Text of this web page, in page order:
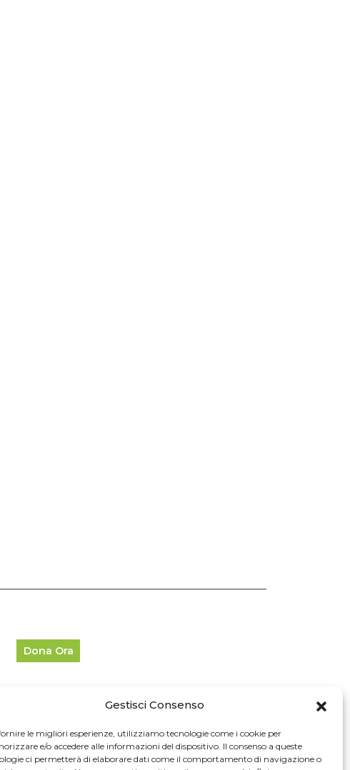
Gestisci Consenso
le migliori esperienze, utilizziamo tecnologie come i cookie per
e/o accedere alle informazioni del dispositivo. Il consenso a queste
ci permetterà di elaborare dati come il comportamento di navigazione o
Dona Ora
© 2024 Cascina Cuccagna. Tutti i diritti riservati.